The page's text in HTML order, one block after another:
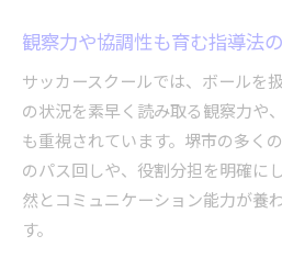
観察力や協調性も育む指導法
サッカースクールでは、ボールを
の状況を素早く読み取る観察力や
も重視されています。堺市の多く
のパス回しや、役割分担を明確に
然とコミュニケーション能力が養
す。